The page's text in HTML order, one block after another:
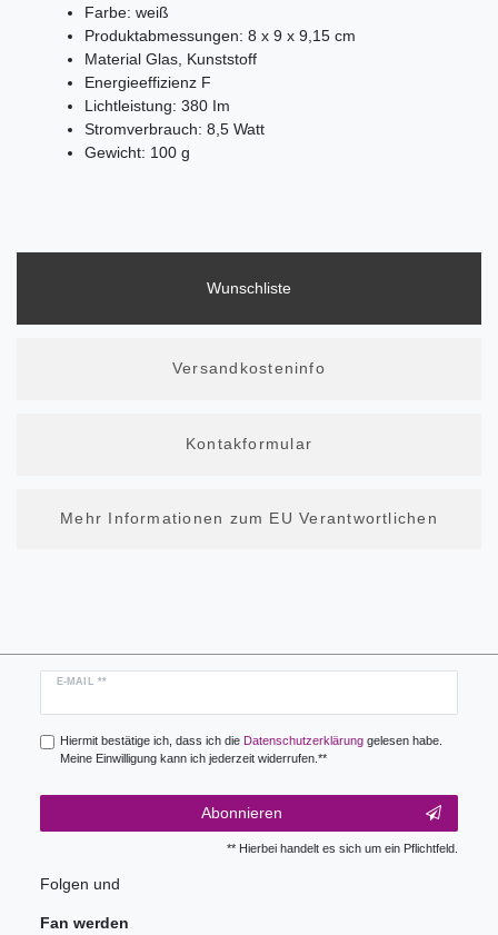
Farbe: weiß
Produktabmessungen: 8 x 9 x 9,15 cm
Material Glas, Kunststoff
Energieeffizienz F
Lichtleistung: 380 Im
Stromverbrauch: 8,5 Watt
Gewicht: 100 g
Wunschliste
Versandkosteninfo
Kontakformular
Mehr Informationen zum EU Verantwortlichen
E-MAIL **
Newsletter
Hiermit bestätige ich, dass ich die Daten­schutz­erklärunggelesen habe.
Meine Einwilligung kann ich jederzeit widerrufen.**
Abonnieren
** Hierbei handelt es sich um ein Pflichtfeld.
Folgen und
Fan werden